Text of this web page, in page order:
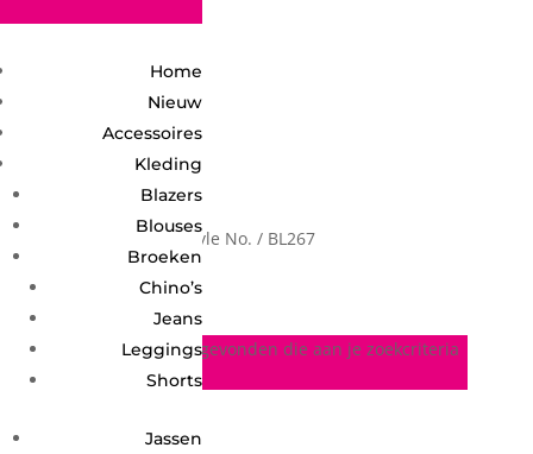
Home
Nieuw
Accessoires
Kleding
Blazers
Blouses
Broeken
Chino’s
Jeans
Leggings
Shorts
Jassen
/ Product Style No. / BL267
BL267
Geen producten gevonden die aan je zoekcriteria